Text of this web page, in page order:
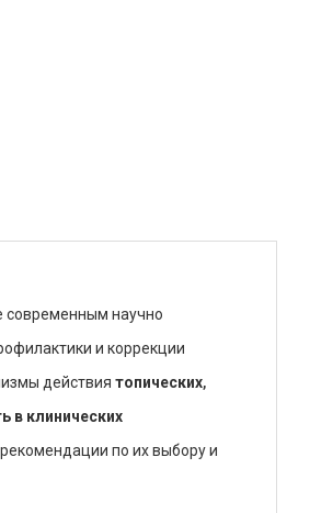
современным научно
и коррекции
действиятопических,
в клинических
по их выбору и